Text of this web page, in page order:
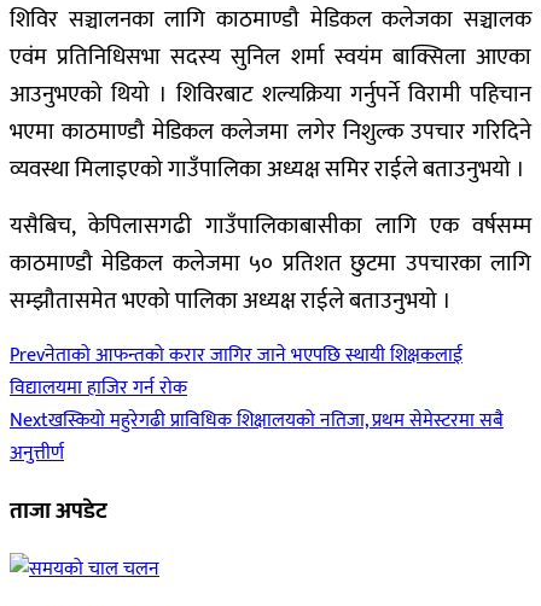
शिविर सञ्चालनका लागि काठमाण्डौ मेडिकल कलेजका सञ्चालक
एवंम प्रतिनिधिसभा सदस्य सुनिल शर्मा स्वयंम बाक्सिला आएका
आउनुभएको थियो । शिविरबाट शल्यक्रिया गर्नुपर्ने विरामी पहिचान
भएमा काठमाण्डौ मेडिकल कलेजमा लगेर निशुल्क उपचार गरिदिने
व्यवस्था मिलाइएको गाउँपालिका अध्यक्ष समिर राईले बताउनुभयो ।
यसैबिच, केपिलासगढी गाउँपालिकाबासीका लागि एक वर्षसम्म
काठमाण्डौ मेडिकल कलेजमा ५० प्रतिशत छुटमा उपचारका लागि
सम्झौतासमेत भएको पालिका अध्यक्ष राईले बताउनुभयो ।
Prevनेताको आफन्तको करार जागिर जाने भएपछि स्थायी शिक्षकलाई
विद्यालयमा हाजिर गर्न रोक
Nextखस्कियो महुरेगढी प्राविधिक शिक्षालयको नतिजा, प्रथम सेमेस्टरमा सबै
अनुत्तीर्ण
ताजा अपडेट